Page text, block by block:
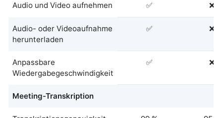
Audio und Video aufnehmen ✅ ❌
Audio- oder Videoaufnahme
herunterladen
✅ ❌
Anpassbare
Wiedergabegeschwindigkeit
✅ ❌
Meeting-Transkription